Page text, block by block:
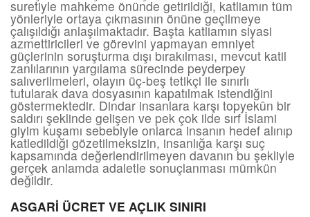
suretiyle mahkeme önünde getirildiği, katliamın tüm
yönleriyle ortaya çıkmasının önüne geçilmeye
çalışıldığı anlaşılmaktadır. Başta katliamın siyasi
azmettiricileri ve görevini yapmayan emniyet
güçlerinin soruşturma dışı bırakılması, mevcut katil
zanlılarının yargılama sürecinde peyderpey
salıverilmeleri, olayın üç-beş tetikçi ile sınırlı
tutularak dava dosyasının kapatılmak istendiğini
göstermektedir. Dindar insanlara karşı topyekûn bir
saldırı şeklinde gelişen ve pek çok ilde sırf İslami
giyim kuşamı sebebiyle onlarca insanın hedef alınıp
katledildiği gözetilmeksizin, insanlığa karşı suç
kapsamında değerlendirilmeyen davanın bu şekliyle
gerçek anlamda adaletle sonuçlanması mümkün
değildir.
ASGARİ ÜCRET VE AÇLIK SINIRI